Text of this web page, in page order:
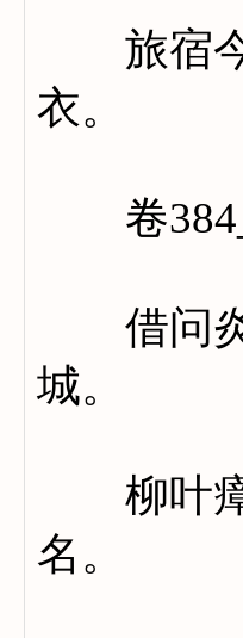
旅宿今
衣。
卷
借问炎
城。
柳叶瘴
名。